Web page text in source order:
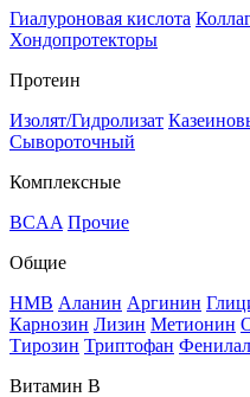
Гиалуроновая кислота
Хондопротекторы
Протеин
Изолят/Гидролизат
Сывороточный
Комплексные
BCAA Прочие
Общие
HMB Аланин Аргинин
Карнозин Лизин Метионин
Тирозин Триптофан
Витамин В